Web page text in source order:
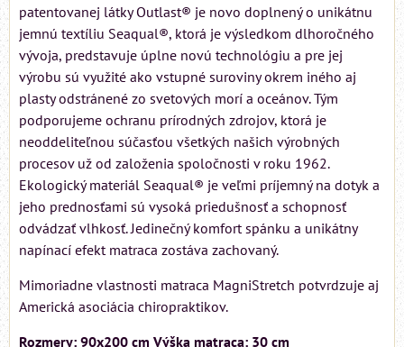
patentovanej látky Outlast® je novo doplnený o unikátnu
jemnú textíliu Seaqual®, ktorá je výsledkom dlhoročného
vývoja, predstavuje úplne novú technológiu a pre jej
výrobu sú využité ako vstupné suroviny okrem iného aj
plasty odstránené zo svetových morí a oceánov. Tým
podporujeme ochranu prírodných zdrojov, ktorá je
neoddeliteľnou súčasťou všetkých našich výrobných
procesov už od založenia spoločnosti v roku 1962.
Ekologický materiál Seaqual® je veľmi príjemný na dotyk a
jeho prednosťami sú vysoká priedušnosť a schopnosť
odvádzať vlhkosť. Jedinečný komfort spánku a unikátny
napínací efekt matraca zostáva zachovaný.
Mimoriadne vlastnosti matraca MagniStretch potvrdzuje aj
Americká asociácia chiropraktikov.
Rozmery: 90x200 cm Výška matraca: 30 cm